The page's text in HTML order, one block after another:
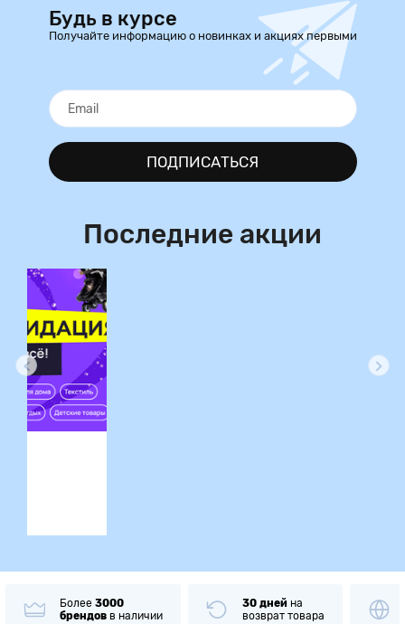
Будь в курсе
Получайте информацию о новинках и акциях первыми
ПОДПИСАТЬСЯ
Последние акции
Более 3000
брендов в наличии
30 дней на
возврат товара